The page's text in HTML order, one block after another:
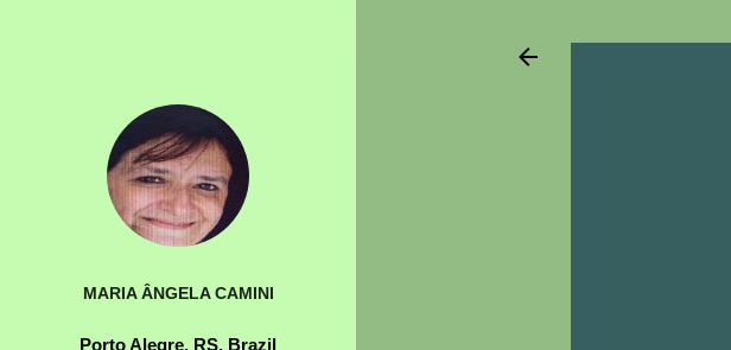
MARIA ÂNGELA CAMINI
Porto Alegre, RS, Brazil